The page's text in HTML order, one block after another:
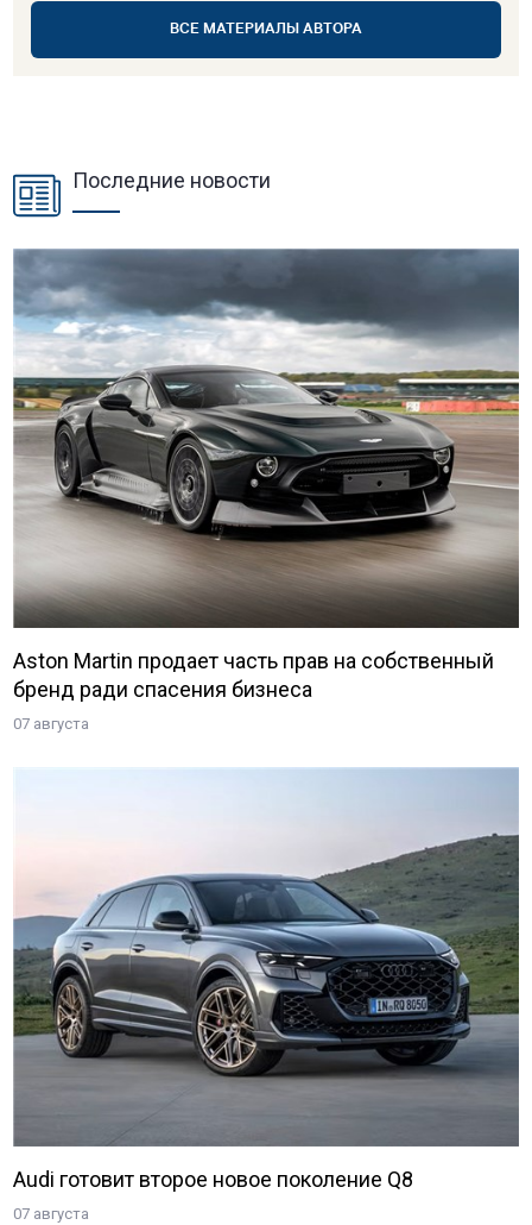
ВСЕ МАТЕРИАЛЫ АВТОРА
Последние новости
Aston Martin продает часть прав на собственный
бренд ради спасения бизнеса
07 августа
Audi готовит второе новое поколение Q8
07 августа